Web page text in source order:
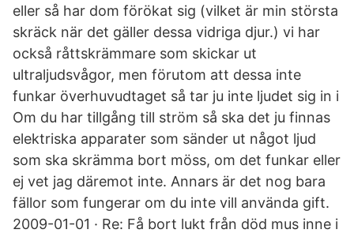
eller så har dom förökat sig (vilket är min största
skräck när det gäller dessa vidriga djur.) vi har
också råttskrämmare som skickar ut
ultraljudsvågor, men förutom att dessa inte
funkar överhuvudtaget så tar ju inte ljudet sig in i
Om du har tillgång till ström så ska det ju finnas
elektriska apparater som sänder ut något ljud
som ska skrämma bort möss, om det funkar eller
ej vet jag däremot inte. Annars är det nog bara
fällor som fungerar om du inte vill använda gift.
2009-01-01 · Re: Få bort lukt från död mus inne i